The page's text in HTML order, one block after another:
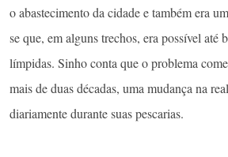
o abastecimento da cidade e também era
se que, em alguns trechos, era possível até
límpidas. Sinho conta que o problema
mais de duas décadas, uma mudança na
diariamente durante suas pescarias.